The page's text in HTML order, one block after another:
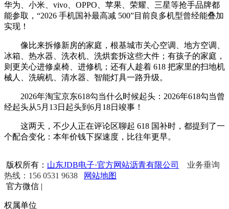
华为、小米、vivo、OPPO、苹果、荣耀、三星等抢手品牌都
能参取，“2026 手机国补最高减 500”目前良多机型曾经能叠加
实现！
像比来拆修新房的家庭，根基城市关心空调、地方空调、
冰箱、热水器、洗衣机、洗烘套拆这些大件；有孩子的家庭，
则更关心进修桌椅、进修机；还有人趁着 618 把家里的扫地机
械人、洗碗机、清水器、智能灯具一路升级。
2026年淘宝京东618勾当什么时候起头：2026年618勾当曾
经起头从5月13日起头到6月18日竣事！
这两天，不少人正在评论区聊起 618 国补时，都提到了一
个配合变化：本年价钱下探速度，比往年更早。
版权所有： 山东JDB电子·官方网站沥青有限公司
业务垂询
热线：156 0531 9638
网站地图
官方微信 |
权属单位